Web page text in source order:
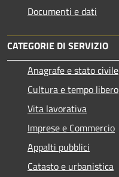
Documenti e dati
CATEGORIE DI SERVIZIO
Anagrafe e stato civile
Cultura e tempo libero
Vita lavorativa
Imprese e Commercio
Appalti pubblici
Catasto e urbanistica